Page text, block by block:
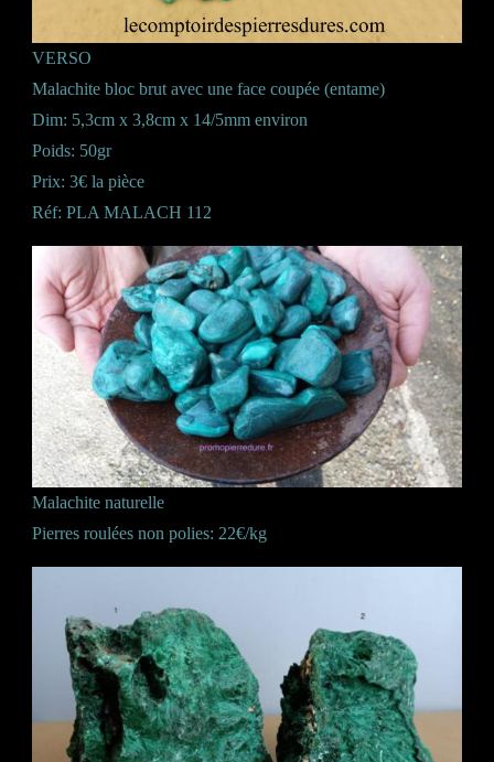
VERSO
Malachite bloc brut avec une face coupée (entame)
Dim: 5,3cm x 3,8cm x 14/5mm environ
Poids: 50gr
Prix: 3€ la pièce
Réf: PLA MALACH 112
Malachite naturelle
Pierres roulées non polies: 22€/kg